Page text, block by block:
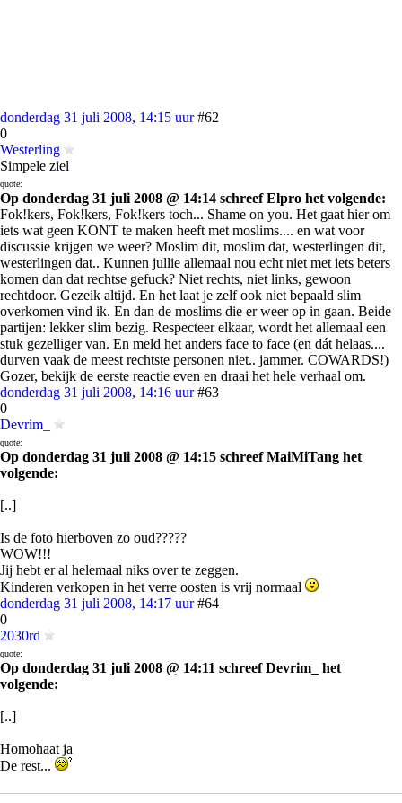
donderdag 31 juli 2008, 14:15 uur #62
0
Westerling
Simpele ziel
quote:
Op donderdag 31 juli 2008 @ 14:14 schreef Elpro het volgende:
Fok!kers, Fok!kers, Fok!kers toch... Shame on you. Het gaat hier om
iets wat geen KONT te maken heeft met moslims.... en wat voor
discussie krijgen we weer? Moslim dit, moslim dat, westerlingen dit,
westerlingen dat.. Kunnen jullie allemaal nou echt niet met iets beters
komen dan dat rechtse gefuck? Niet rechts, niet links, gewoon
rechtdoor. Gezeik altijd. En het laat je zelf ook niet bepaald slim
overkomen vind ik. En dan de moslims die er weer op in gaan. Beide
partijen: lekker slim bezig. Respecteer elkaar, wordt het allemaal een
stuk gezelliger van. En meld het anders face to face (en dát helaas....
durven vaak de meest rechtste personen niet.. jammer. COWARDS!)
Gozer, bekijk de eerste reactie even en draai het hele verhaal om.
donderdag 31 juli 2008, 14:16 uur #63
0
Devrim_
quote:
Op donderdag 31 juli 2008 @ 14:15 schreef MaiMiTang het
volgende:
[..]
Is de foto hierboven zo oud?????
WOW!!!
Jij hebt er al helemaal niks over te zeggen.
Kinderen verkopen in het verre oosten is vrij normaal
donderdag 31 juli 2008, 14:17 uur #64
0
2030rd
quote:
Op donderdag 31 juli 2008 @ 14:11 schreef Devrim_ het
volgende:
[..]
Homohaat ja
De rest...
Heb ik jullie trouwens al verteld dat het slaan van vrouwen en